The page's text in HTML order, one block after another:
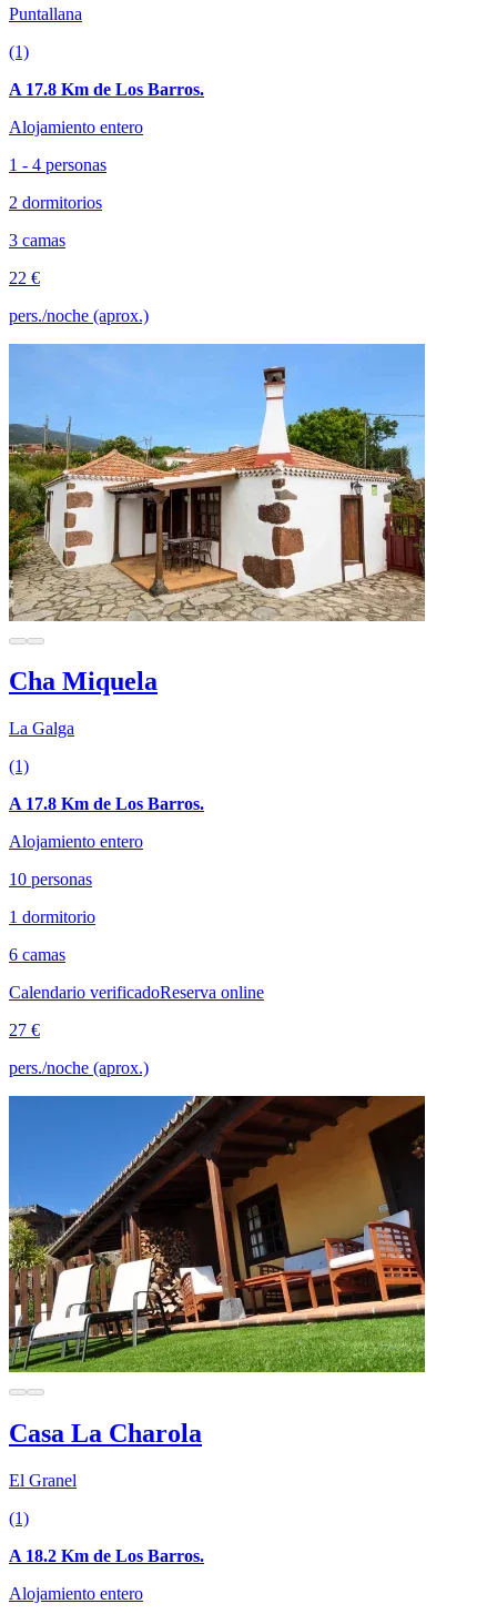
Puntallana
(1)
A 17.8 Km de Los Barros.
Alojamiento entero
1 - 4 personas
2 dormitorios
3 camas
22 €
pers./noche (aprox.)
Cha Miquela
La Galga
(1)
A 17.8 Km de Los Barros.
Alojamiento entero
10 personas
1 dormitorio
6 camas
Calendario verificadoReserva online
27 €
pers./noche (aprox.)
Casa La Charola
El Granel
(1)
A 18.2 Km de Los Barros.
Alojamiento entero